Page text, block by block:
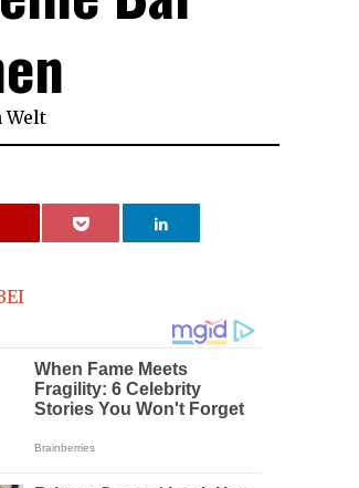
Welt